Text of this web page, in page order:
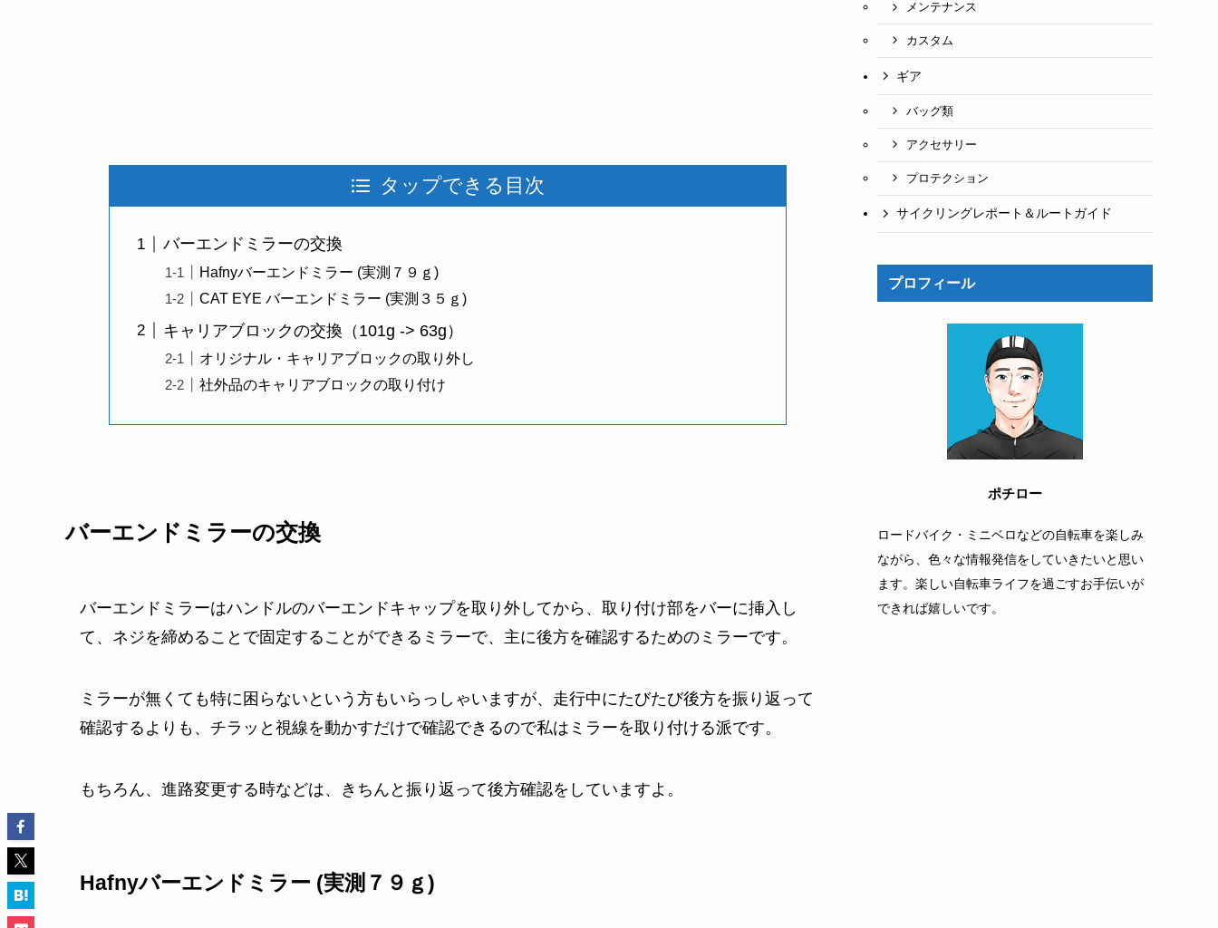
タップできる目次
バーエンドミラーの交換
Hafnyバーエンドミラー (実測７９ｇ)
CAT EYE バーエンドミラー (実測３５ｇ)
キャリアブロックの交換（101g -> 63g）
オリジナル・キャリアブロックの取り外し
社外品のキャリアブロックの取り付け
バーエンドミラーの交換
バーエンドミラーはハンドルのバーエンドキャップを取り外してから、取り付け部をバーに挿入し
て、ネジを締めることで固定することができるミラーで、主に後方を確認するためのミラーです。
ミラーが無くても特に困らないという方もいらっしゃいますが、走行中にたびたび後方を振り返って
確認するよりも、チラッと視線を動かすだけで確認できるので私はミラーを取り付ける派です。
もちろん、進路変更する時などは、きちんと振り返って後方確認をしていますよ。
Hafnyバーエンドミラー (実測７９ｇ)
メンテナンス
カスタム
ギア
バッグ類
アクセサリー
プロテクション
サイクリングレポート＆ルートガイド
プロフィール
ポチロー
ロードバイク・ミニベロなどの自転車を楽しみ
ながら、色々な情報発信をしていきたいと思い
ます。楽しい自転車ライフを過ごすお手伝いが
できれば嬉しいです。